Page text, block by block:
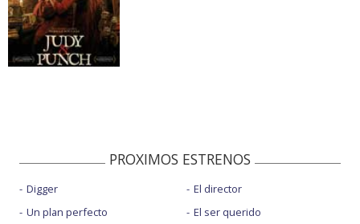
PROXIMOS ESTRENOS
Digger
Un plan perfecto
El director
El ser querido